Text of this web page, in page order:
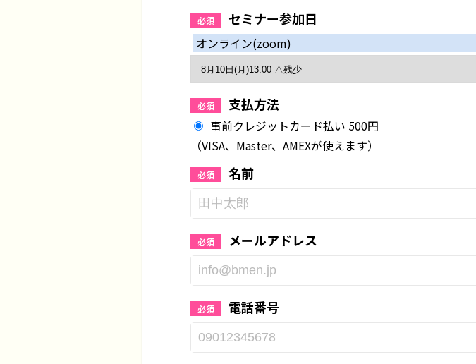
必須 セミナー参加日
オンライン(zoom)
必須 支払方法
事前クレジットカード払い 500円
（VISA、Master、AMEXが使えます）
必須 名前
必須 メールアドレス
必須 電話番号